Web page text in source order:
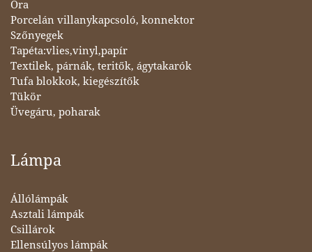
Óra
Porcelán villanykapcsoló, konnektor
Szőnyegek
Tapéta:vlies,vinyl,papír
Textilek, párnák, teritők, ágytakarók
Tufa blokkok, kiegészítők
Tükör
Üvegáru, poharak
Lámpa
Állólámpák
Asztali lámpák
Csillárok
Ellensúlyos lámpák